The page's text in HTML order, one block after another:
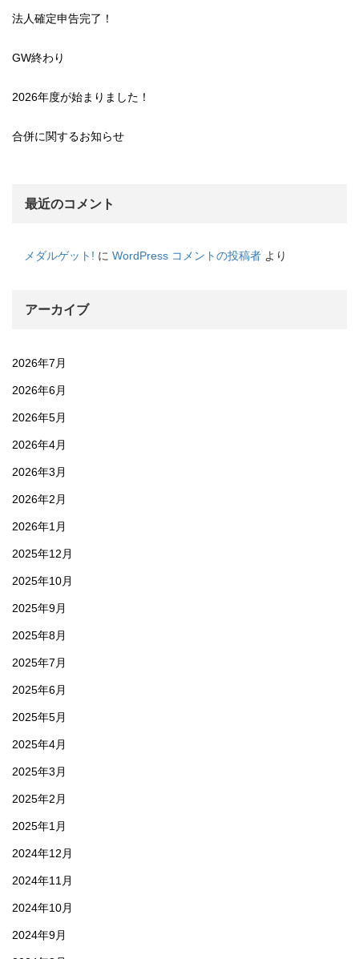
法人確定申告完了！
GW終わり
2026年度が始まりました！
合併に関するお知らせ
最近のコメント
メダルゲット! に WordPress コメントの投稿者 より
アーカイブ
2026年7月
2026年6月
2026年5月
2026年4月
2026年3月
2026年2月
2026年1月
2025年12月
2025年10月
2025年9月
2025年8月
2025年7月
2025年6月
2025年5月
2025年4月
2025年3月
2025年2月
2025年1月
2024年12月
2024年11月
2024年10月
2024年9月